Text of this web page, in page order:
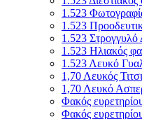
1.523
1.523
1.523 Στρογγυλό
1.523 Ηλιακός
1.523 Λευκό
1,70 Λευκός
1,70 Λευκό
Φακός
Φακός